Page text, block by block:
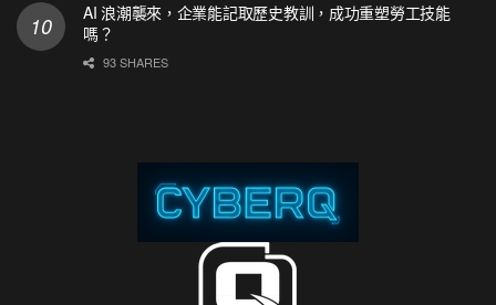
AI 浪潮襲來，企業能記取歷史教訓，成功重塑勞工技能
嗎？
93 SHARES